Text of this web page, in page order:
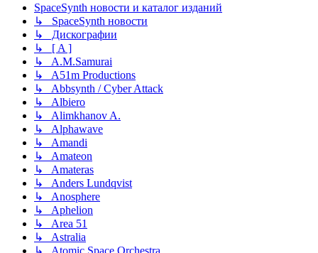
SpaceSynth новости и каталог изданий
↳ SpaceSynth новости
↳ Дискографии
↳ [ A ]
↳ A.M.Samurai
↳ A51m Productions
↳ Abbsynth / Cyber Attack
↳ Albiero
↳ Alimkhanov A.
↳ Alphawave
↳ Amandi
↳ Amateon
↳ Amateras
↳ Anders Lundqvist
↳ Anosphere
↳ Aphelion
↳ Area 51
↳ Astralia
↳ Atomic Space Orchestra